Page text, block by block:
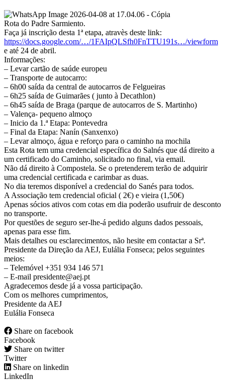
Rota do Padre Sarmiento.
Faça já inscrição desta 1ª etapa, atravès deste link:
https://docs.google.com/…/1FAIpQLSfh0FnTTU191s…/viewform
e até 24 de abril.
Informações:
– Levar cartão de saúde europeu
– Transporte de autocarro:
– 6h00 saída da central de autocarros de Felgueiras
– ⁠6h25 saída de Guimarães ( junto à Decathlon)
– 6h45 saída de Braga (parque de autocarros de S. Martinho)
– Valença- pequeno almoço
– Inicio da 1.ª Etapa: Pontevedra
– Final da Etapa: Nanín (Sanxenxo)
– Levar almoço, água e reforço para o caminho na mochila
Esta Rota tem uma credencial específica do Salnés que dá direito a
um certificado do Caminho, solicitado no final, via email.
Não dá direito à Compostela. Se o pretenderem terão de adquirir
uma credencial certificada e carimbar as duas.
No dia teremos disponível a credencial do Sanés para todos.
A Associação tem credencial oficial ( 2€) e vieira (1,50€)
Apenas sócios ativos com cotas em dia poderão usufruir de desconto
no transporte.
Por questões de seguro ser-lhe-á pedido alguns dados pessoais,
apenas para esse fim.
Mais detalhes ou esclarecimentos, não hesite em contactar a Srª.
Presidente da Direção da AEJ, Eulália Fonseca; pelos seguintes
meios:
– Telemóvel +351 934 146 571
– E-mail presidente@aej.pt
Agradecemos desde já a vossa participação.
Com os melhores cumprimentos,
Presidente da AEJ
Eulália Fonseca
Share on facebook
Facebook
Share on twitter
Twitter
Share on linkedin
LinkedIn